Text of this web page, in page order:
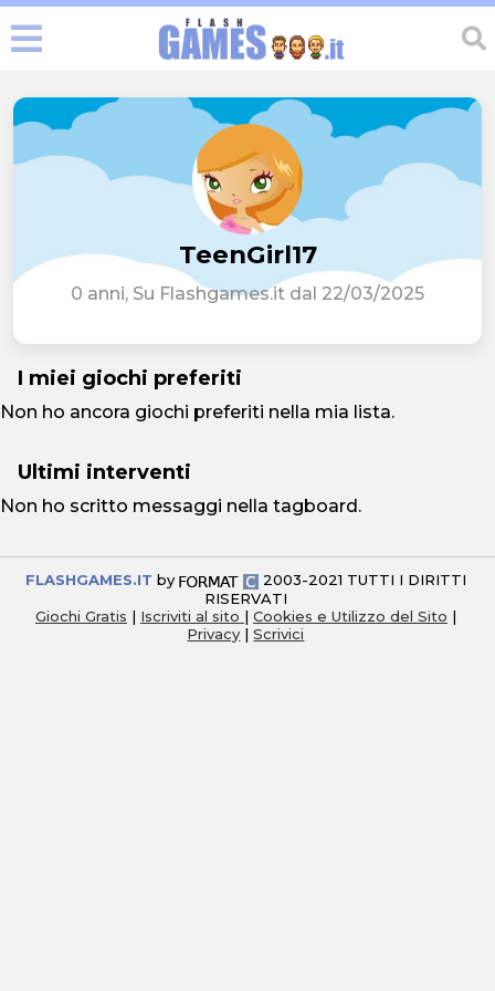
TeenGirl17
0 anni, Su Flashgames.it dal 22/03/2025
I miei giochi preferiti
Non ho ancora giochi preferiti nella mia lista.
Ultimi interventi
Non ho scritto messaggi nella tagboard.
FLASHGAMES.IT by
2003-2021 TUTTI I DIRITTI
RISERVATI
Giochi Gratis | Iscriviti al sito | Cookies e Utilizzo del Sito |
Privacy |Scrivici